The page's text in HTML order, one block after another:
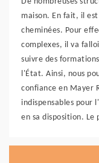
maison. En fait, il
cheminées. Pour
complexes, il va
suivre des
l'État. Ainsi, nous
confiance en Mayer
indispensables pour
en sa disposition.